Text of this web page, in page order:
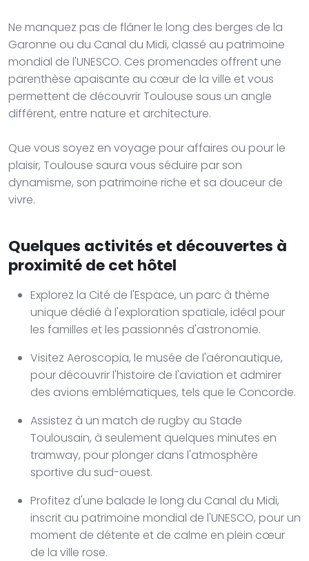
Ne manquez pas de flâner le long des berges de la
Garonne ou du Canal du Midi, classé au patrimoine
mondial de l'UNESCO. Ces promenades offrent une
parenthèse apaisante au cœur de la ville et vous
permettent de découvrir Toulouse sous un angle
différent, entre nature et architecture.
Que vous soyez en voyage pour affaires ou pour le
plaisir, Toulouse saura vous séduire par son
dynamisme, son patrimoine riche et sa douceur de
vivre.
Quelques activités et découvertes à
proximité de cet hôtel
Explorez la Cité de l'Espace, un parc à thème
unique dédié à l'exploration spatiale, idéal pour
les familles et les passionnés d'astronomie.
Visitez Aeroscopia, le musée de l'aéronautique,
pour découvrir l'histoire de l'aviation et admirer
des avions emblématiques, tels que le Concorde.
Assistez à un match de rugby au Stade
Toulousain, à seulement quelques minutes en
tramway, pour plonger dans l'atmosphère
sportive du sud-ouest.
Profitez d'une balade le long du Canal du Midi,
inscrit au patrimoine mondial de l'UNESCO, pour un
moment de détente et de calme en plein cœur
de la ville rose.